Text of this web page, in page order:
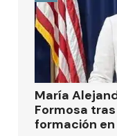
María
Formosa
formación